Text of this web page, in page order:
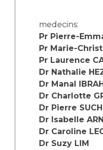
Les associations
Livret d'accueil
Salon des familles
Transports sanitaires
Vos droits, vos devoirs
Handicap
Handi 13
La recherche clinique
Les structures de
Écoles et
Plateforme des
medecins:
Pr Pierre-
Pr Marie-
Pr Laurence
Dr Nathalie
Dr Manal
Dr Charlotte
Dr Pierre
Dr Isabelle
Dr Caroline
Dr Suzy LIM